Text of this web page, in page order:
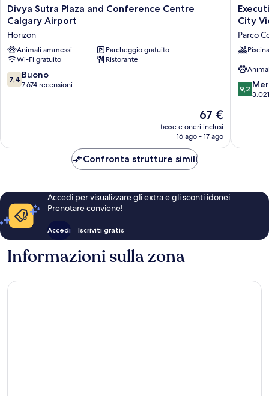
Divya
Sutra
Plaza
and
Conference
Centre
Calgary
Airport
Divya Sutra Plaza and Conference Centre
Calgary Airport
Horizon
Animali ammessi
Parcheggio gratuito
Wi-Fi gratuito
Ristorante
7.4
su
7,4 Buono
7.674 recensioni
Il
prezzo
attuale
67 €
tasse e oneri inclusi
16 ago - 17 ago
Best
Western
City
View
North
City
Parco
Piscina
9.2
su
9,2
Confronta strutture simili
Accedi per visualizzare gli extra e gli sconti idonei.
Prenotare conviene!
Accedi Iscriviti gratis
Informazioni sulla zona